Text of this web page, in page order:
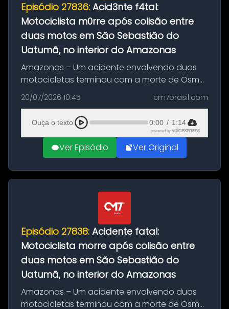
Episódio 27836: Acid3nte f4tal:
Motociclista m0rre após colisão entre
duas motos em São Sebastião do
Uatumã, no interior do Amazonas
Amazonas – Um acidente envolvendo duas
motocicletas terminou com a morte de Osmar
Figueiredo de Souza, de 38 anos, no município
de São Sebastião do Uatumã, no interior do
Amazonas. A colisão ocorreu n...
20/07/2026 10:45 cm7brasil.com
Ouça o texto 0:00 / 1:14
powered by VOICEXPRESS
Ver Episódio Ver Original
Episódio 27838: Acidente fatal:
Motociclista morre após colisão entre
duas motos em São Sebastião do
Uatumã, no interior do Amazonas
Amazonas – Um acidente envolvendo duas
motocicletas terminou com a morte de Osmar